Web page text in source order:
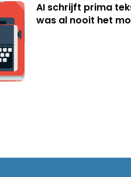
AI schrijft prima
was al nooit het